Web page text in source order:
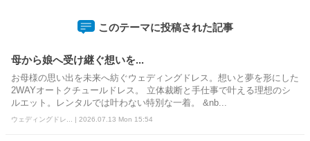
このテーマに投稿された記事
母から娘へ受け継ぐ想いを...
お母様の思い出を未来へ紡ぐウェディングドレス。想いと夢を形にした
2WAYオートクチュールドレス。 立体裁断と手仕事で叶える理想のシ
ルエット。レンタルでは叶わない特別な一着。 &nb...
ウェディングドレ... | 2026.07.13 Mon 15:54